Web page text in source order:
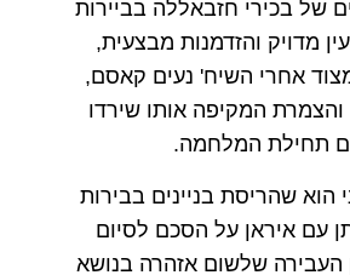
של בכירי חזבאללה בביירות
מדויק והזדמנות מבצעית,
אחרי השיח' נעים קאסם,
המקיפה אותו שירדו
תחילת המלחמה.
שהריסת בניינים בבירות
עם איראן על הסכם לסיום
שלשום אזהרה בנושא